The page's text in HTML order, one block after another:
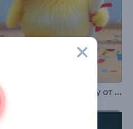
В
ступление к выпускному от Чик